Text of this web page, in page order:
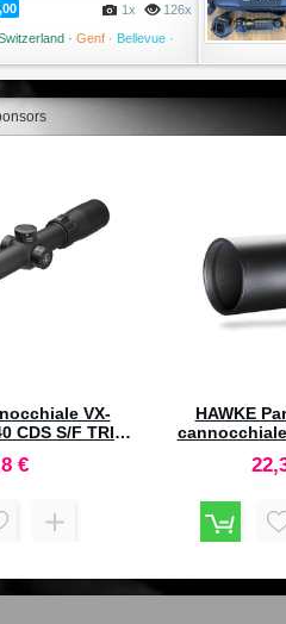
126x
1x
· Genf · Bellevue ·